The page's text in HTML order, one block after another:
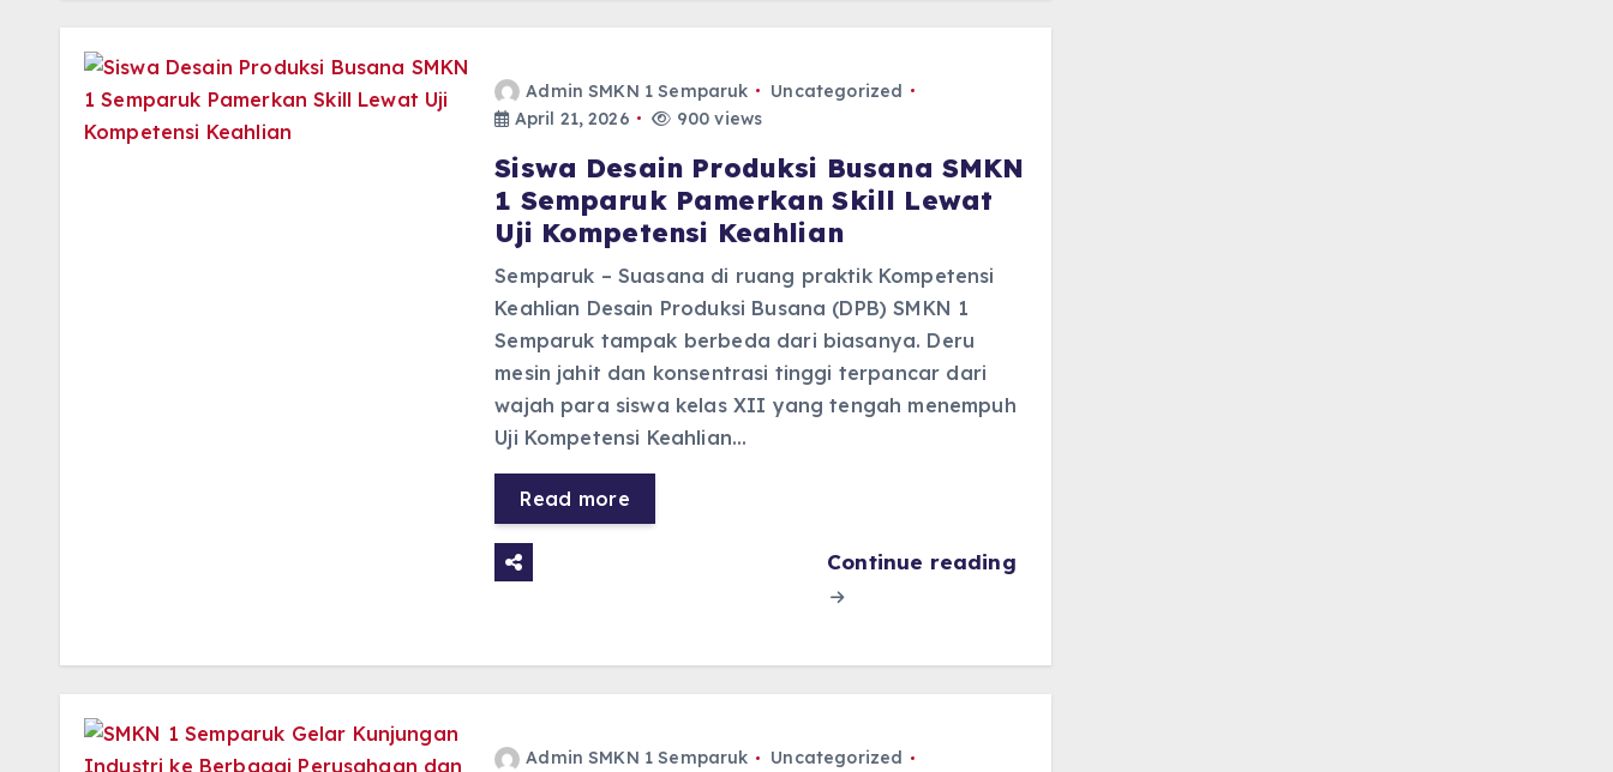
Admin SMKN 1 Semparuk
Uncategorized
April 21, 2026
900 views
Siswa Desain Produksi Busana SMKN
1 Semparuk Pamerkan Skill Lewat
Uji Kompetensi Keahlian
Semparuk – Suasana di ruang praktik Kompetensi
Keahlian Desain Produksi Busana (DPB) SMKN 1
Semparuk tampak berbeda dari biasanya. Deru
mesin jahit dan konsentrasi tinggi terpancar dari
wajah para siswa kelas XII yang tengah menempuh
Uji Kompetensi Keahlian…
Read more
Continue reading
Admin SMKN 1 Semparuk
Uncategorized